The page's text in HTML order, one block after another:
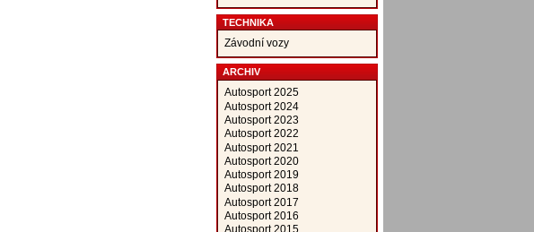
TECHNIKA
Závodní vozy
ARCHIV
Autosport 2025
Autosport 2024
Autosport 2023
Autosport 2022
Autosport 2021
Autosport 2020
Autosport 2019
Autosport 2018
Autosport 2017
Autosport 2016
Autosport 2015